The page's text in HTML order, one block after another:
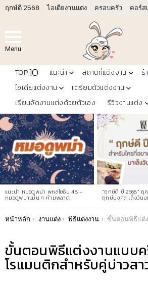
ฤกษ์ดี 2568 ไอเดียงานแต่ง ครอบครัว คอร์ส
Menu
TOP10 แนะนำ สถานที่แต่งงาน ร้
ไอเดียแต่งงาน
เตรียมตัวแต่งงาน
เรียนจัดงานแต่งด้วยตัวเอง
รีวิวงานแต่ง
LATEST
STORIES
แนะนำ หมอดูพม่า พหลโยธิน 48 –
หมอดูพม่าแม่น ๆ ห้ามพลาด!
“ฤกษ์ดี ปี 2568” ฤ
ฤกษ์มงคล เล็งวัน
You are here:
หน้าหลัก งานแต่ง พิธีแต่งงาน ขั้นตอนพิธีแต่งงานแบบคริสต์ สุดแสนโรแมนติก
ขั้นตอนพิธีแต่งงานแบบ
โรแมนติกสำหรับคู่บ่าวสา